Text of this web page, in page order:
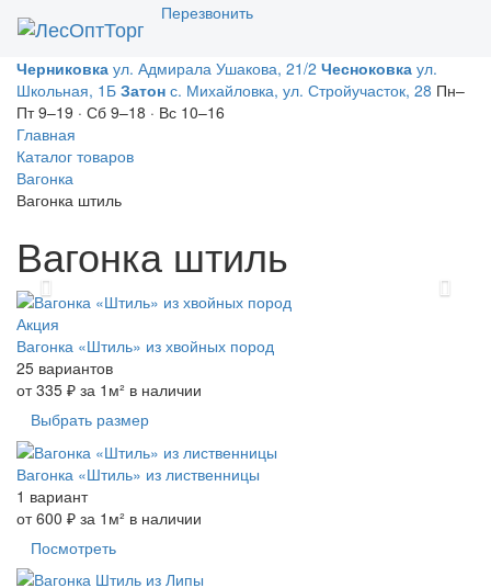
Перезвонить
Черниковка ул. Адмирала Ушакова, 21/2 Чесноковка ул.
Школьная, 1Б Затон с. Михайловка, ул. Стройучасток, 28 Пн–
Пт 9–19 · Сб 9–18 · Вс 10–16
Главная
Каталог товаров
Вагонка
Вагонка штиль
Вагонка штиль
Previous Next
Акция
Вагонка «Штиль» из хвойных пород
25 вариантов
от335 ₽ за 1м² в наличии
Выбрать размер
Вагонка «Штиль» из лиственницы
1 вариант
от600 ₽ за 1м² в наличии
Посмотреть